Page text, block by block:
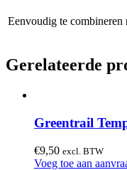
Eenvoudig te combineren
Gerelateerde
Greentrail
€9,50 excl. BTW
Voeg toe aan